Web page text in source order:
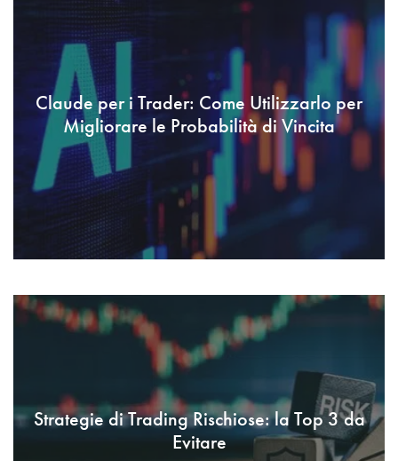
Claude per i Trader: Come Utilizzarlo per
Migliorare le Probabilità di Vincita
Strategie di Trading Rischiose: la Top 3 da
Evitare